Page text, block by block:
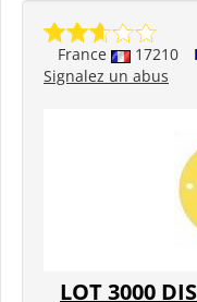
France 17210
Signalez un abus
LOT 3000